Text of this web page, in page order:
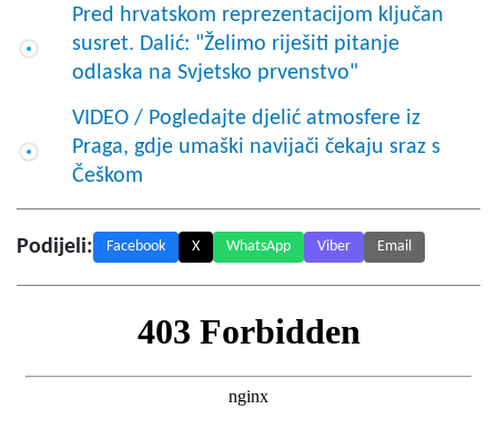
Pred hrvatskom reprezentacijom ključan
susret. Dalić: "Želimo riješiti pitanje
odlaska na Svjetsko prvenstvo"
VIDEO / Pogledajte djelić atmosfere iz
Praga, gdje umaški navijači čekaju sraz s
Češkom
Podijeli: Facebook X WhatsApp Viber Email